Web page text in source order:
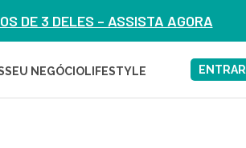
DE 3 DELES – ASSISTA AGORA
SEU NEGÓCIOLIFESTYLE ENTRAR